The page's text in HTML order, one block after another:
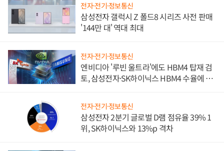
전자·전기·정보통신
삼성전자 갤럭시 Z 폴드8 시리즈 사전 판매
'144만 대' 역대 최대
전자·전기·정보통신
엔비디아 '루빈 울트라'에도 HBM4 탑재 검
토, 삼성전자·SK하이닉스 HBM4 수율에 주
전자·전기·정보통신
삼성전자 2분기 글로벌 D램 점유율 39% 1
위, SK하이닉스와 13%p 격차